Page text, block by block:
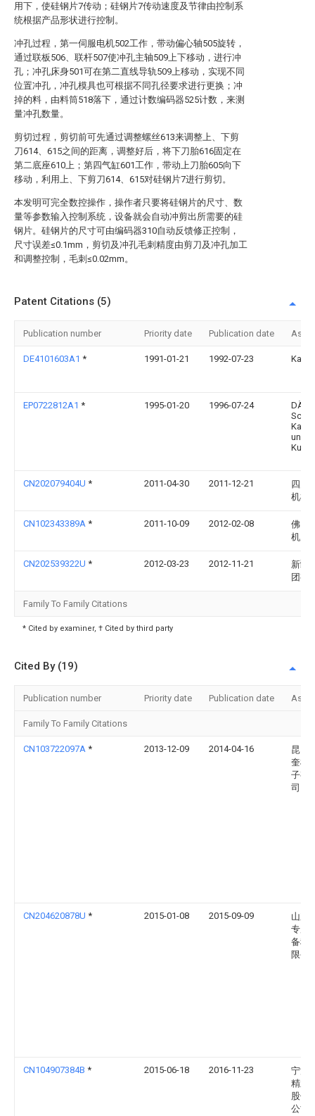
用下，使硅钢片7传动；硅钢片7传动速度及节律由控制系
统根据产品形状进行控制。
冲孔过程，第一伺服电机502工作，带动偏心轴505旋转，
通过联板506、联杆507使冲孔主轴509上下移动，进行冲
孔；冲孔床身501可在第二直线导轨509上移动，实现不同
位置冲孔，冲孔模具也可根据不同孔径要求进行更换；冲
掉的料，由料筒518落下，通过计数编码器525计数，来测
量冲孔数量。
剪切过程，剪切前可先通过调整螺丝613来调整上、下剪
刀614、615之间的距离，调整好后，将下刀胎616固定在
第二底座610上；第四气缸601工作，带动上刀胎605向下
移动，利用上、下剪刀614、615对硅钢片7进行剪切。
本发明可完全数控操作，操作者只要将硅钢片的尺寸、数
量等参数输入控制系统，设备就会自动冲剪出所需要的硅
钢片。硅钢片的尺寸可由编码器310自动反馈修正控制，
尺寸误差≤0.1mm，剪切及冲孔毛刺精度由剪刀及冲孔加工
和调整控制，毛刺≤0.02mm。
Patent Citations (5)
Publication number Priority date Publication date
DE4101603A1 * 1991-01-21 1992-07-23
EP0722812A1 * 1995-01-20 1996-07-24
und
CN202079404U * 2011-04-30 2011-12-21
四川
机械
CN102343389A * 2011-10-09 2012-02-08
佛山
机床
CN202539322U * 2012-03-23 2012-11-21
新疆
团有
Family To Family Citations
* Cited by examiner, † Cited by third party
Cited By (19)
Publication number Priority date Publication date
Family To Family Citations
CN103722097A * 2013-12-09 2014-04-16
昆山
奎机
子有
司
CN204620878U * 2015-01-08 2015-09-09
山东
专用
备科
限公
CN104907384B * 2015-06-18 2016-11-23
宁波
精业
股份
公司